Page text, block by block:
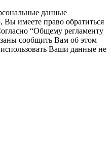
данные
Вы имеете право обратиться
“Общему регламенту
сообщить Вам об этом
Ваши данные не